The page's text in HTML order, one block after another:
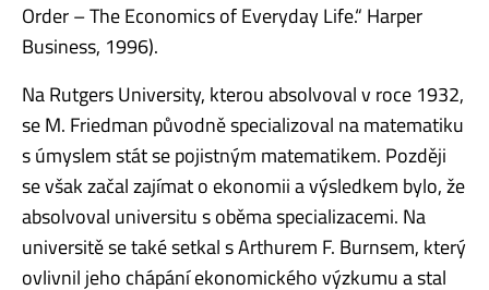
Order – The Economics of Everyday Life.“ Harper
Business, 1996).
Na Rutgers University, kterou absolvoval v roce 1932,
se M. Friedman původně specializoval na matematiku
s úmyslem stát se pojistným matematikem. Později
se však začal zajímat o ekonomii a výsledkem bylo, že
absolvoval universitu s oběma specializacemi. Na
universitě se také setkal s Arthurem F. Burnsem, který
ovlivnil jeho chápání ekonomického výzkumu a stal